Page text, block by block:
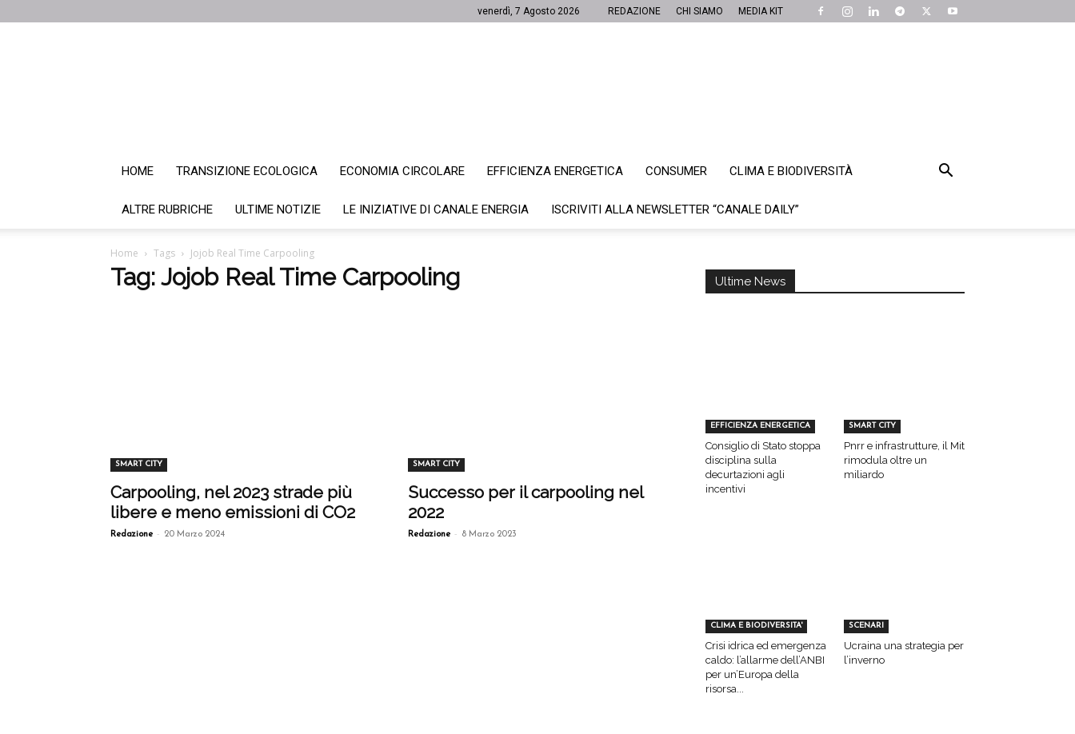
venerdì, 7 Agosto 2026 REDAZIONE CHI SIAMO MEDIA KIT
HOME TRANSIZIONE ECOLOGICA ECONOMIA CIRCOLARE EFFICIENZA ENERGETICA CONSUMER CLIMA E BIODIVERSITÀ
ALTRE RUBRICHE ULTIME NOTIZIE LE INIZIATIVE DI CANALE ENERGIA ISCRIVITI ALLA NEWSLETTER “CANALE DAILY”
Home Tags Jojob Real Time Carpooling
Tag: Jojob Real Time Carpooling
SMART CITY
Carpooling, nel 2023 strade più
libere e meno emissioni di CO2
Redazione - 20 Marzo 2024
SMART CITY
Successo per il carpooling nel
2022
Redazione - 8 Marzo 2023
Ultime News
EFFICIENZA ENERGETICA
Consiglio di Stato stoppa
disciplina sulla
decurtazioni agli
incentivi
SMART CITY
Pnrr e infrastrutture, il Mit
rimodula oltre un
miliardo
CLIMA E BIODIVERSITA'
Crisi idrica ed emergenza
caldo: l’allarme dell’ANBI
per un’Europa della
risorsa...
SCENARI
Ucraina una strategia per
l’inverno